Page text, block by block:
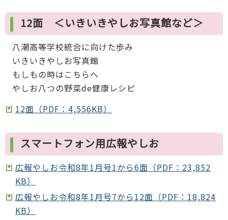
12面 ＜いきいきやしお写真館など＞
八潮高等学校統合に向けた歩み
いきいきやしお写真館
もしもの時はこちらへ
やしお八つの野菜de健康レシピ
12面（PDF：4,556KB）
スマートフォン用広報やしお
広報やしお令和8年1月号1から6面（PDF：23,852
KB）
広報やしお令和8年1月号7から12面（PDF：18,824
KB）